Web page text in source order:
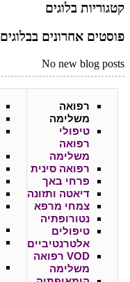
קטגוריות בלוגים
פוסטים אחרונים בבלוגים
No new blog posts
רפואה
משלימה
טיפולי
רפואה
משלימה
רפואה סינית
פרחי באך
דיאטה ותזונה
צמחי מרפא
נטורופתיה
טיפולים
אלטרנטיביים
VOD רפואה
משלימה